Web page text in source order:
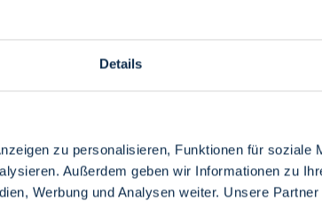
Details
zu personalisieren, Funktionen für soziale
Außerdem geben wir Informationen zu
Werbung und Analysen weiter. Unsere
Menü